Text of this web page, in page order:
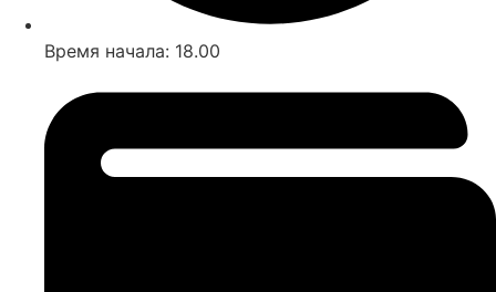
Время начала: 18.00